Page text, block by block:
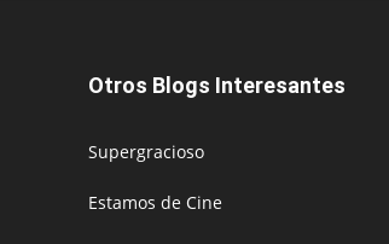
Otros Blogs Interesantes
Supergracioso
Estamos de Cine